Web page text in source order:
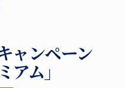
ャンペーン
アム」